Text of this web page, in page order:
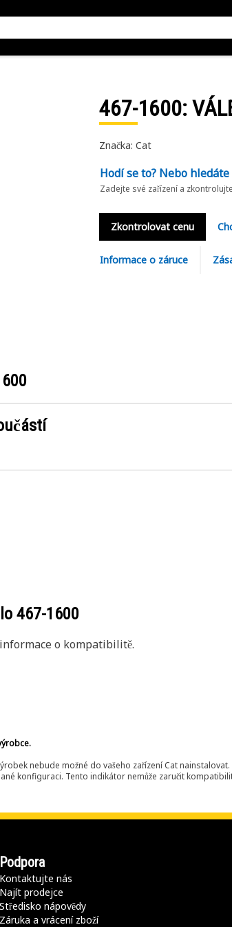
467-1600:
Značka: Cat
Hodí se to? Nebo
Zadejte své zařízení a
Zkontrolovat cenu
Informace o záruce
467-1600
o kompatibilitě.
nebude možné do vašeho zařízení Cat
konfiguraci. Tento indikátor nemůže zaručit
Podpora
Kontaktujte nás
Najít prodejce
Středisko nápovědy
Záruka a vrácení zboží